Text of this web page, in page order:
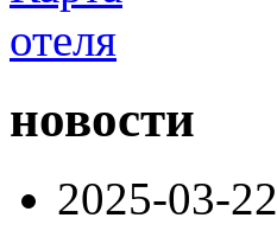
новости
2025-03-22